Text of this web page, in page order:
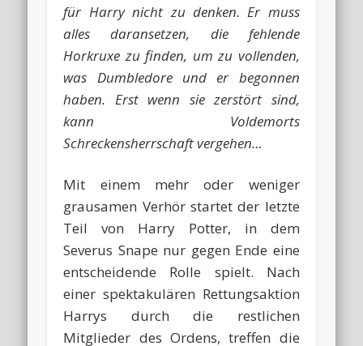
für Harry nicht zu denken. Er muss
alles daransetzen, die fehlende
Horkruxe zu finden, um zu vollenden,
was Dumbledore und er begonnen
haben. Erst wenn sie zerstört sind,
kann Voldemorts
Schreckensherrschaft vergehen…
Mit einem mehr oder weniger
grausamen Verhör startet der letzte
Teil von Harry Potter, in dem
Severus Snape nur gegen Ende eine
entscheidende Rolle spielt. Nach
einer spektakulären Rettungsaktion
Harrys durch die restlichen
Mitglieder des Ordens, treffen die